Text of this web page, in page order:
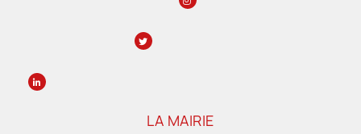
LA MAIRIE